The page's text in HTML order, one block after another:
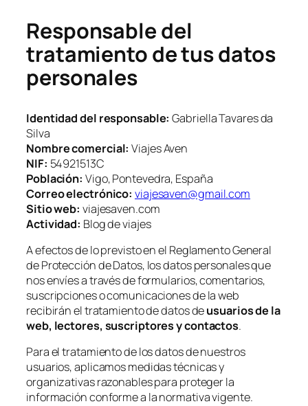
Responsable del
tratamiento de tus datos
personales
Identidad del responsable: Gabriella Tavares da
Silva
Nombre comercial: Viajes Aven
NIF: 54921513C
Población: Vigo, Pontevedra, España
Correo electrónico: viajesaven@gmail.com
Sitio web: viajesaven.com
Actividad: Blog de viajes
A efectos de lo previsto en el Reglamento General
de Protección de Datos, los datos personales que
nos envíes a través de formularios, comentarios,
suscripciones o comunicaciones de la web
recibirán el tratamiento de datos deusuarios de la
web, lectores, suscriptores y contactos.
Para el tratamiento de los datos de nuestros
usuarios, aplicamos medidas técnicas y
organizativas razonables para proteger la
información conforme a la normativa vigente.